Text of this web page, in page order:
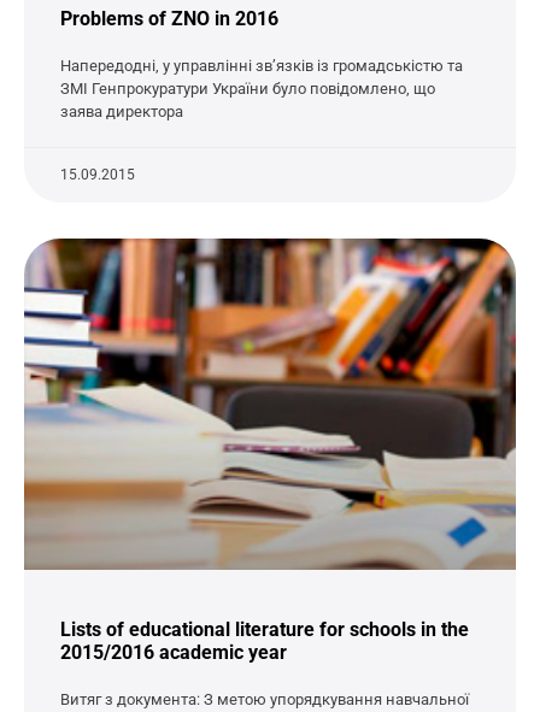
Problems of ZNO in 2016
Напередодні, у управлінні зв’язків із громадськістю та
ЗМІ Генпрокуратури України було повідомлено, що
заява директора
15.09.2015
Lists of educational literature for schools in the
2015/2016 academic year
Витяг з документа: З метою упорядкування навчальної